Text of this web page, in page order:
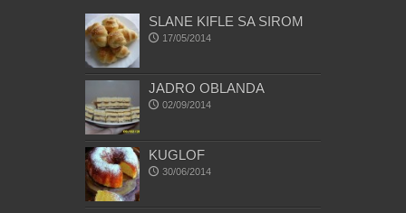
SLANE KIFLE SA SIROM
17/05/2014
JADRO OBLANDA
02/09/2014
KUGLOF
30/06/2014